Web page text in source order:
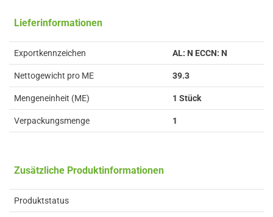
Lieferinformationen
Exportkennzeichen AL: N ECCN: N
Nettogewicht pro ME 39.3
Mengeneinheit (ME) 1 Stück
Verpackungsmenge 1
Zusätzliche Produktinformationen
Produktstatus